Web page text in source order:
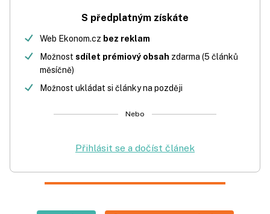
S předplatným získáte
Web Ekonom.cz bez reklam
Možnost sdílet prémiový obsah zdarma (5 článků
měsíčně)
Možnost ukládat si články na později
Nebo
Přihlásit se a dočíst článek